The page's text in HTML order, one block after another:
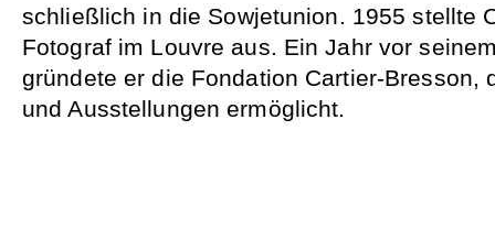
schließlich in die Sowjetunion. 1955 stellte
Fotograf im Louvre aus. Ein Jahr vor
gründete er die Fondation Cartier-Bresson,
und Ausstellungen ermöglicht.